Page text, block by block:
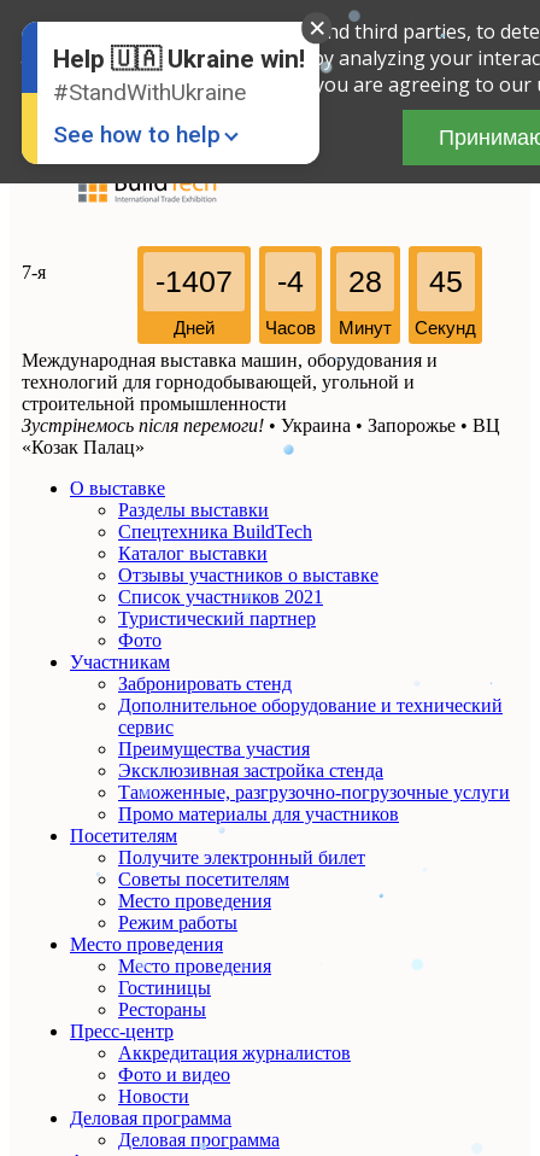
Russian
Ukrainian
-1407
Дней
-4
Часов
28
Минут
45
Секунд
7-я
Международная выставка машин, оборудования и
технологий для горнодобывающей, угольной и
строительной промышленности
Зустрінемось після перемоги! • Украина • Запорожье • ВЦ
«Козак Палац»
О выставке
Разделы выставки
Спецтехника BuildTech
Каталог выставки
Отзывы участников о выставке
Список участников 2021
Туристический партнер
Фото
Участникам
Забронировать стенд
Дополнительное оборудование и технический
сервис
Преимущества участия
Эксклюзивная застройка стенда
Таможенные, разгрузочно-погрузочные услуги
Промо материалы для участников
Посетителям
Получите электронный билет
Советы посетителям
Место проведения
Режим работы
Место проведения
Место проведения
Гостиницы
Рестораны
Пресс-центр
Аккредитация журналистов
Фото и видео
Новости
Деловая программа
Деловая программа
Help 🇺🇦 Ukraine win!
#StandWithUkraine
See how to help
Donate
💸
Support Ukraine
❤
Share this widget
📌
We use cookies, both our own and third parties, to
and improve the service offered by analyzing your
you are agreeing to our